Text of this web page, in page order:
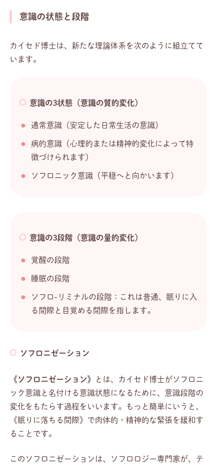
意識の状態と段階
カイセド博士は、新たな理論体系を次のように組立てて
います。
意識の3状態（意識の質的変化）
通常意識（安定した日常生活の意識）
病的意識（心理的または精神的変化によって特
徴づけられます）
ソフロニック意識（平穏へと向かいます）
意識の3段階（意識の量的変化）
覚醒の段階
睡眠の段階
ソフロ-リミナルの段階：これは普通、眠りに入
る間際と目覚める間際を指します。
ソフロニゼーション
《ソフロニゼーション》
とは、カイセド博士がソフロニ
ック意識と名付ける意識状態になるために、意識段階の
変化をもたらす過程をいいます。もっと簡単にいうと、
《眠りに落ちる間際》で肉体的・精神的な緊張を緩和す
ることです。
このソフロニゼーションは、ソフロロジー専門家が、テ